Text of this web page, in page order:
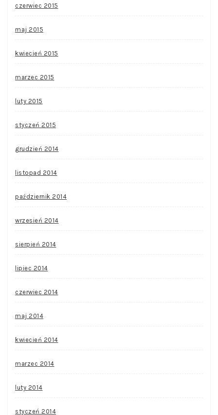
czerwiec 2015
maj 2015
kwiecień 2015
marzec 2015
luty 2015
styczeń 2015
grudzień 2014
listopad 2014
październik 2014
wrzesień 2014
sierpień 2014
lipiec 2014
czerwiec 2014
maj 2014
kwiecień 2014
marzec 2014
luty 2014
styczeń 2014